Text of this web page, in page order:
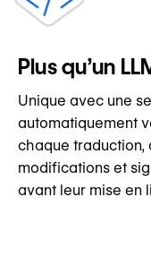
Plus qu’un
Unique avec une
automatiquement
chaque traduction,
modifications et
avant leur mise en